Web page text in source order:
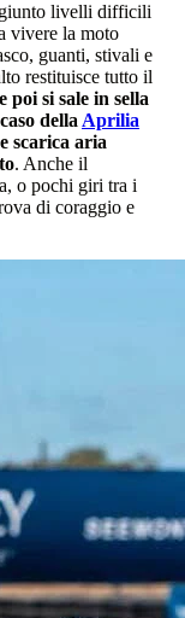
livelli difficili
vivere la moto
guanti, stivali e
restituisce tutto il
poi si sale in sella
della Aprilia
scarica aria
. Anche il
o pochi giri tra i
di coraggio e